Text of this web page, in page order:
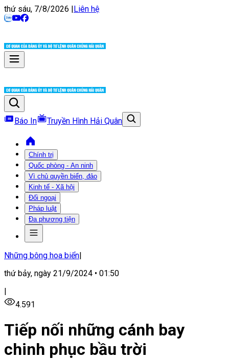
thứ sáu, 7/8/2026 |Liên hệ
Báo In Truyền Hình Hải Quân
Chính trị
Quốc phòng - An ninh
Vì chủ quyền biển, đảo
Kinh tế - Xã hội
Đối ngoại
Pháp luật
Đa phương tiện
Những bông hoa biển|
thứ bảy, ngày 21/9/2024 • 01:50
|
4.591
Tiếp nối những cánh bay
chinh phục bầu trời